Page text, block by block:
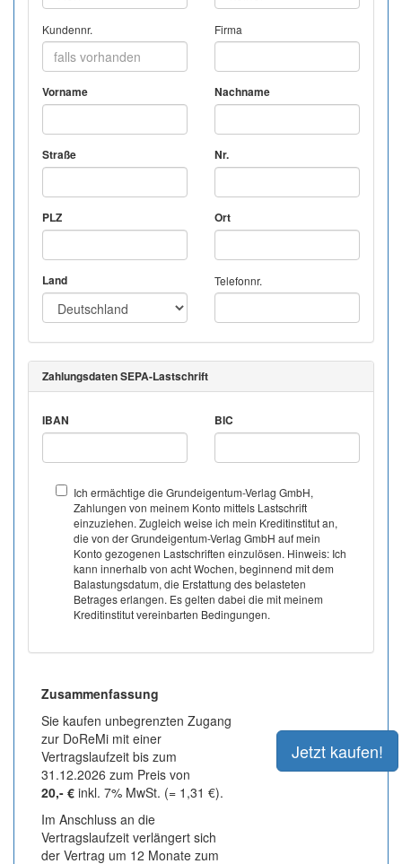
Kundennr. Firma
Vorname Nachname
Straße Nr.
PLZ Ort
Land Telefonnr.
Zahlungsdaten SEPA-Lastschrift
IBAN BIC
Ich ermächtige die Grundeigentum-Verlag GmbH,
Zahlungen von meinem Konto mittels Lastschrift
einzuziehen. Zugleich weise ich mein Kreditinstitut an,
die von der Grundeigentum-Verlag GmbH auf mein
Konto gezogenen Lastschriften einzulösen. Hinweis: Ich
kann innerhalb von acht Wochen, beginnend mit dem
Balastungsdatum, die Erstattung des belasteten
Betrages erlangen. Es gelten dabei die mit meinem
Kreditinstitut vereinbarten Bedingungen.
Zusammenfassung
Sie kaufen unbegrenzten Zugang
zur DoReMi mit einer
Vertragslaufzeit bis zum
31.12.2026 zum Preis von
20,- € inkl. 7% MwSt. (= 1,31 €).
Im Anschluss an die
Vertragslaufzeit verlängert sich
der Vertrag um 12 Monate zum